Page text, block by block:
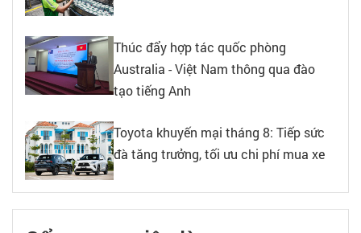
Thúc đẩy hợp tác quốc phòng
Australia - Việt Nam thông qua đào
tạo tiếng Anh
Toyota khuyến mại tháng 8: Tiếp sức
đà tăng trưởng, tối ưu chi phí mua xe